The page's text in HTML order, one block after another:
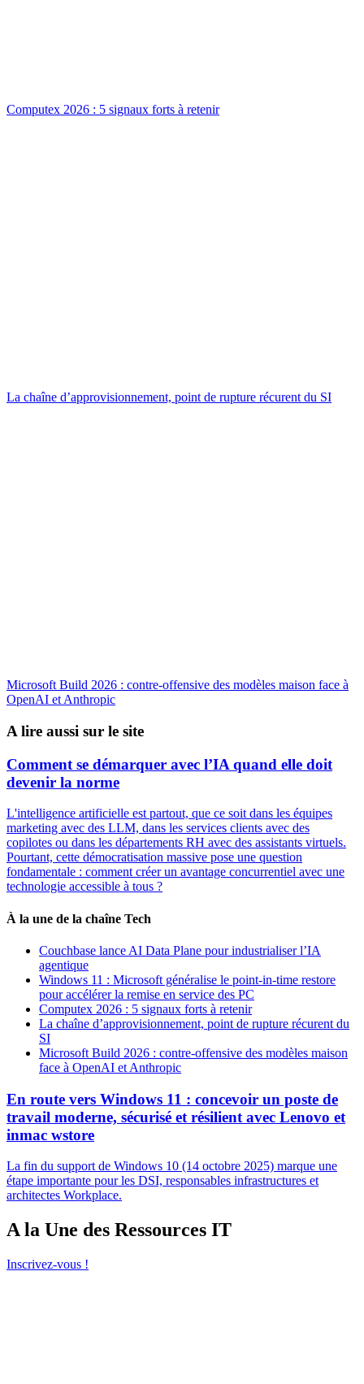
Computex 2026 : 5 signaux forts à retenir
La chaîne d’approvisionnement, point de rupture récurent du SI
Microsoft Build 2026 : contre-offensive des modèles maison face à
OpenAI et Anthropic
A lire aussi sur le site
Comment se démarquer avec l’IA quand elle doit
devenir la norme
L'intelligence artificielle est partout, que ce soit dans les équipes
marketing avec des LLM, dans les services clients avec des
copilotes ou dans les départements RH avec des assistants virtuels.
Pourtant, cette démocratisation massive pose une question
fondamentale : comment créer un avantage concurrentiel avec une
technologie accessible à tous ?
À la une de la chaîne Tech
Couchbase lance AI Data Plane pour industrialiser l’IA
agentique
Windows 11 : Microsoft généralise le point-in-time restore
pour accélérer la remise en service des PC
Computex 2026 : 5 signaux forts à retenir
La chaîne d’approvisionnement, point de rupture récurent du
SI
Microsoft Build 2026 : contre-offensive des modèles maison
face à OpenAI et Anthropic
En route vers Windows 11 : concevoir un poste de
travail moderne, sécurisé et résilient avec Lenovo et
inmac wstore
La fin du support de Windows 10 (14 octobre 2025) marque une
étape importante pour les DSI, responsables infrastructures et
architectes Workplace.
A la Une des Ressources IT
Inscrivez-vous !